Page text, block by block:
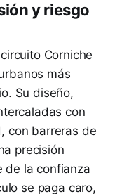
y riesgo
Corniche
más
Su diseño,
con
con barreras de
precisión
de la confianza
se paga caro,